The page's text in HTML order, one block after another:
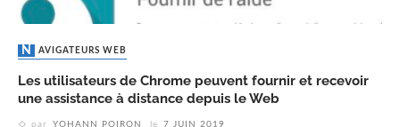
NAVIGATEURS WEB
Les utilisateurs de Chrome peuvent fournir et recevoir
une assistance à distance depuis le Web
par YOHANN POIRON le 7 JUIN 2019